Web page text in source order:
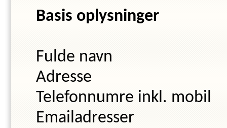
Basis oplysninger
Fulde navn
Adresse
Telefonnumre inkl. mobil
Emailadresser